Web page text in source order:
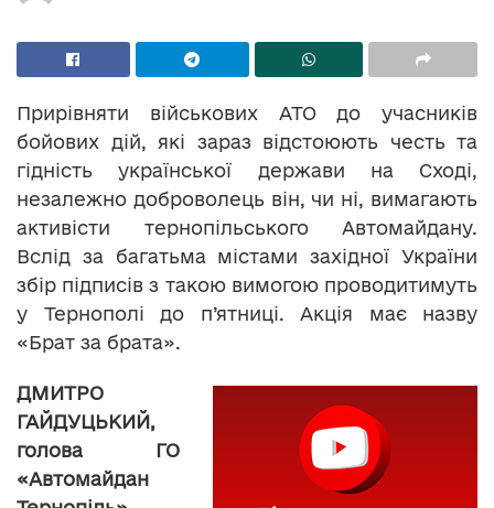
Прирівняти військових АТО до учасників
бойових дій, які зараз відстоюють честь та
гідність української держави на Сході,
незалежно доброволець він, чи ні, вимагають
активісти тернопільського Автомайдану.
Вслід за багатьма містами західної України
збір підписів з такою вимогою проводитимуть
у Тернополі до п’ятниці. Акція має назву
«Брат за брата».
ДМИТРО
ГАЙДУЦЬКИЙ,
голова ГО
«Автомайдан